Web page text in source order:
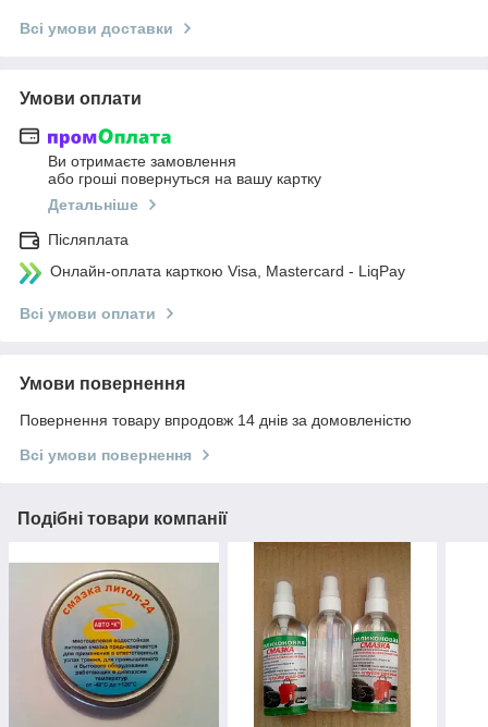
Всі умови доставки
Умови оплати
Ви отримаєте замовлення
або гроші повернуться на вашу картку
Детальніше
Післяплата
Онлайн-оплата карткою Visa, Mastercard - LiqPay
Всі умови оплати
Умови повернення
Повернення товару впродовж 14 днів за домовленістю
Всі умови повернення
Подібні товари компанії